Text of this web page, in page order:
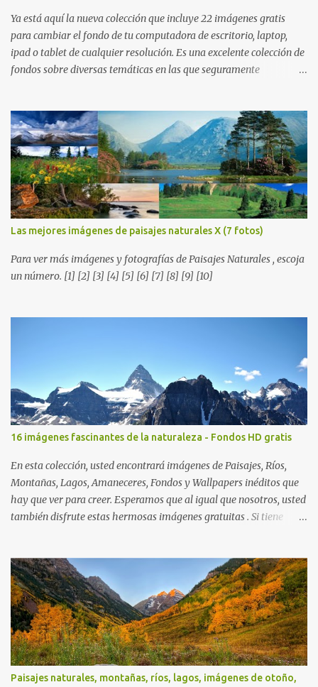
Ya está aquí la nueva colección que incluye 22 imágenes gratis
para cambiar el fondo de tu computadora de escritorio, laptop,
ipad o tablet de cualquier resolución. Es una excelente colección de
fondos sobre diversas temáticas en las que seguramente
olviden utilizar los botones que aparecen sobre cada imagen para
compartir estos fondos en las redes sociales con todos sus amigos.
Gracias.
Las mejores imágenes de paisajes naturales X (7 fotos)
Para ver más imágenes y fotografías de Paisajes Naturales , escoja
un número. [1] [2] [3] [4] [5] [6] [7] [8] [9] [10]
16 imágenes fascinantes de la naturaleza - Fondos HD gratis
En esta colección, usted encontrará imágenes de Paisajes, Ríos,
Montañas, Lagos, Amaneceres, Fondos y Wallpapers inéditos que
hay que ver para creer. Esperamos que al igual que nosotros, usted
también disfrute estas hermosas imágenes gratuitas . Si tiene
de nuestra web, es; www.bancodeimagenesgratis.com Reciban mi
agradecimiento a través de la distancia. -José Luis
Paisajes naturales, montañas, ríos, lagos, imágenes de otoño,